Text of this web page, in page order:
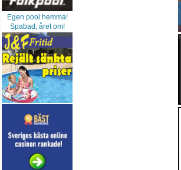
Egen pool hemma!
Spabad, året om!